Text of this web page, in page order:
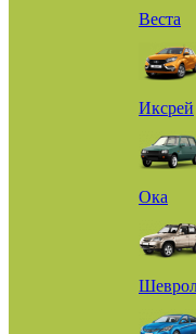
Веста
Иксрей
Ока